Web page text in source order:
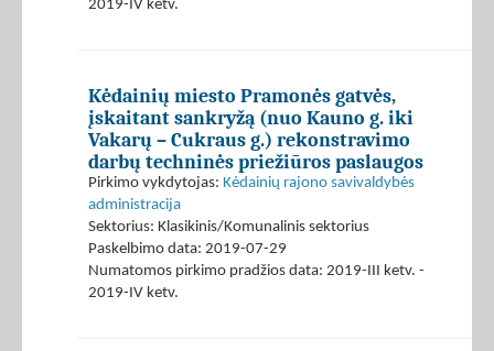
2019-IV ketv.
Kėdainių miesto Pramonės gatvės,
įskaitant sankryžą (nuo Kauno g. iki
Vakarų – Cukraus g.) rekonstravimo
darbų techninės priežiūros paslaugos
Pirkimo vykdytojas: Kėdainių rajono savivaldybės
administracija
Sektorius: Klasikinis/Komunalinis sektorius
Paskelbimo data: 2019-07-29
Numatomos pirkimo pradžios data: 2019-III ketv. -
2019-IV ketv.